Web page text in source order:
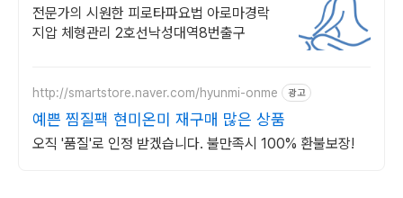
전문가의 시원한 피로타파요법 아로마경락
지압 체형관리 2호선낙성대역8번출구
http://smartstore.naver.com/hyunmi-onme 광고
예쁜 찜질팩 현미온미 재구매 많은 상품
오직 '품질'로 인정 받겠습니다. 불만족시 100% 환불보장!